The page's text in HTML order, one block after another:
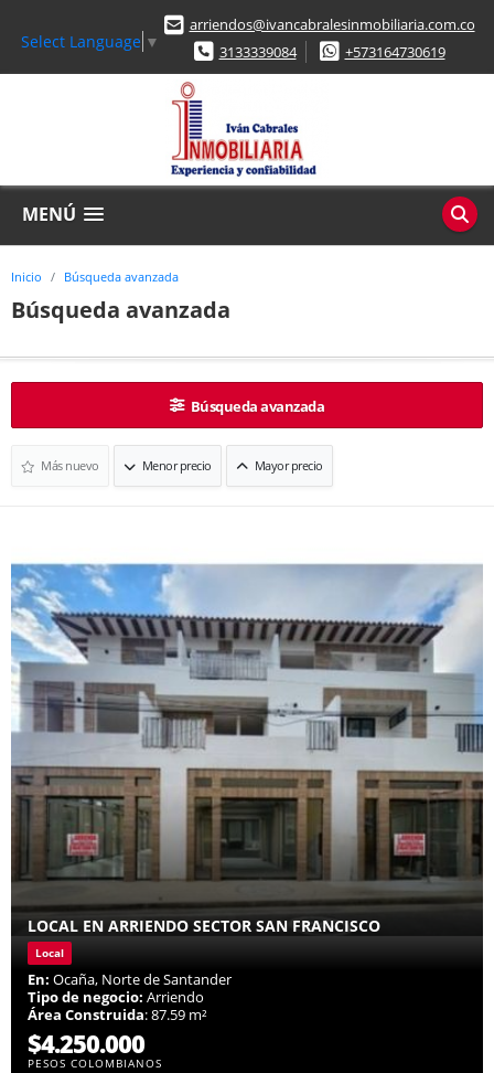
Select Language ▼
arriendos@ivancabralesinmobiliaria.com.co
3133339084
+573164730619
MENÚ
Inicio Búsqueda avanzada
Búsqueda avanzada
Búsqueda avanzada
Más nuevo Menor precio Mayor precio
LOCAL EN ARRIENDO SECTOR SAN FRANCISCO
Local
En: Ocaña, Norte de Santander
Tipo de negocio: Arriendo
Área Construida: 87.59 m²
$4.250.000
PESOS COLOMBIANOS